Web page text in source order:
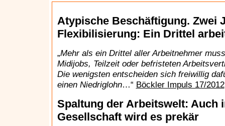
Atypische Beschäftigung. Zwei
Flexibilisierung: Ein Drittel
„Mehr als ein Drittel aller Arbeitnehmer
Midijobs, Teilzeit oder befristeten
Die wenigsten entscheiden sich freiwillig
einen Niedriglohn…“ Böckler Impuls 17/2012
Spaltung der Arbeitswelt: Auch
Gesellschaft wird es prekär